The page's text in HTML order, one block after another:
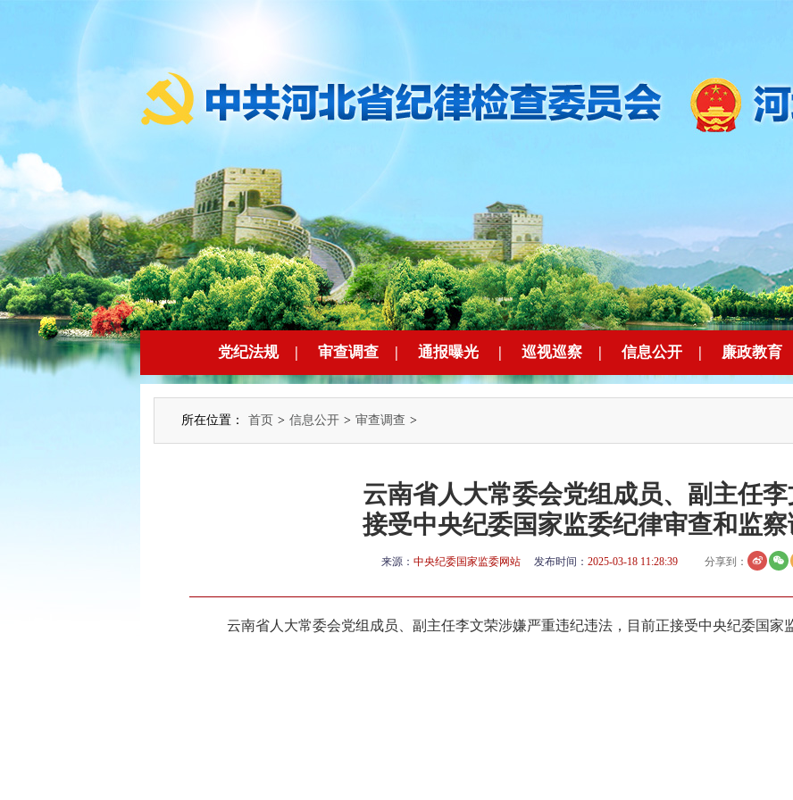
党纪法规 | 审查调查 | 通报曝光 | 巡视巡察 | 信息公开 | 廉政教育
所在位置： 首页 > 信息公开 > 审查调查 >
云南省人大常委会党组成员、副主任
接受中央纪委国家监委纪律审查和监
来源： 中央纪委国家监委网站 发布时间： 2025-03-18 11:28:39 分享到：
云南省人大常委会党组成员、副主任李文荣涉嫌严重违纪违法，目前正接受中央纪委国家